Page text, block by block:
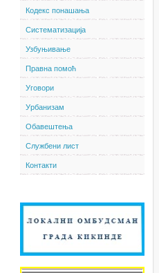
Кодекс понашања
Систематизација
Узбуњивање
Правна помоћ
Уговори
Урбанизам
Обавештења
Службени лист
Контакти